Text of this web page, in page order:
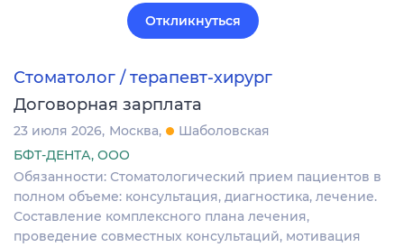
Откликнуться
Стоматолог / терапевт-хирург
Договорная зарплата
23 июля 2026 Москва
Шаболовская
БФТ-ДЕНТА, ООО
Обязанности: Стоматологический прием пациентов в
полном объеме: консультация, диагностика, лечение.
Составление комплексного плана лечения,
проведение совместных консультаций, мотивация